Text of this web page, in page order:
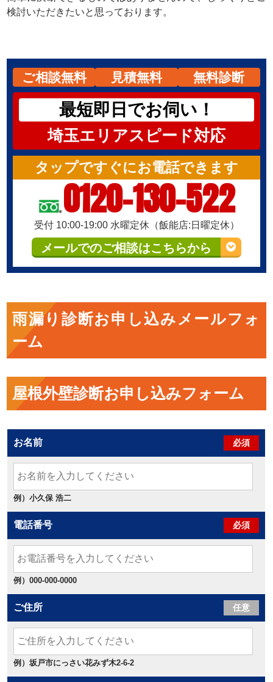
検討いただきたいと思っております。
ご相談無料 見積無料 無料診断
最短即日でお伺い！
埼玉エリアスピード対応
タップですぐにお電話できます
0120-130-522
受付 10:00-19:00 水曜定休（飯能店:日曜定休）
メールでのご相談はこちらから
雨漏り診断お申し込みメールフォ
ーム
屋根外壁診断お申し込みフォーム
お名前 必須
例）小久保 浩二
電話番号 必須
例）000-000-0000
ご住所 任意
例）坂戸市にっさい花みず木2-6-2